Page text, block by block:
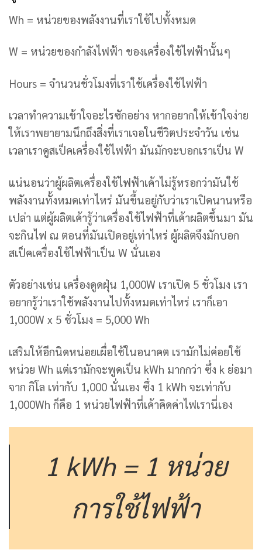
Wh = หน่วยของพลังงานที่เราใช้ไปทั้งหมด
W = หน่วยของกำลังไฟฟ้า ของเครื่องใช้ไฟฟ้านั้นๆ
Hours = จำนวนชั่วโมงที่เราใช้เครื่องใช้ไฟฟ้า
เวลาทำความเข้าใจอะไรซักอย่าง หากอยากให้เข้าใจง่าย
ให้เราพยายามนึกถึงสิ่งที่เราเจอในชีวิตประจำวัน เช่น
เวลาเราดูสเป็คเครื่องใช้ไฟฟ้า มันมักจะบอกเราเป็น W
แน่นอนว่าผู้ผลิตเครื่องใช้ไฟฟ้าเค้าไม่รู้หรอกว่ามันใช้
พลังงานทั้งหมดเท่าไหร่ มันขึ้นอยู่กับว่าเราเปิดนานหรือ
เปล่า แต่ผู้ผลิตเค้ารู้ว่าเครื่องใช้ไฟฟ้าที่เค้าผลิตขึ้นมา มัน
จะกินไฟ ณ ตอนที่มันเปิดอยู่เท่าไหร่ ผู้ผลิตจึงมักบอก
สเป็คเครื่องใช้ไฟฟ้าเป็น W นั่นเอง
ตัวอย่างเช่น เครื่องดูดฝุ่น 1,000W เราเปิด 5 ชั่วโมง เรา
อยากรู้ว่าเราใช้พลังงานไปทั้งหมดเท่าไหร่ เราก็เอา
1,000W x 5 ชั่วโมง = 5,000 Wh
เสริมให้อีกนิดหน่อยเผื่อใช้ในอนาคต เรามักไม่ค่อยใช้
หน่วย Wh แต่เรามักจะพูดเป็น kWh มากกว่า ซึ่ง k ย่อมา
จาก กิโล เท่ากับ 1,000 นั่นเอง ซึ่ง 1 kWh จะเท่ากับ
1,000Wh ก็คือ 1 หน่วยไฟฟ้าที่เค้าคิดค่าไฟเรานี่เอง
1 kWh = 1 หน่วย
การใช้ไฟฟ้า